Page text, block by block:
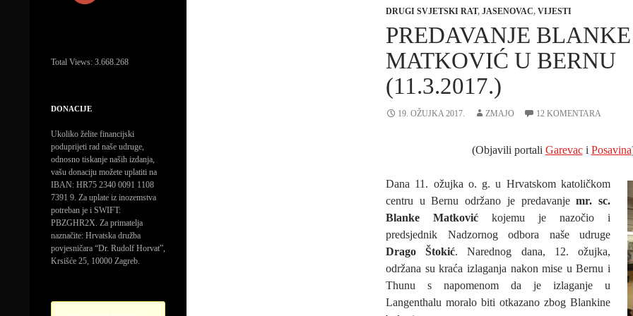
DRUGI SVJETSKI RAT, JASENOVAC, VIJESTI
PREDAVANJE BLANKE
MATKOVIĆ U BERNU
(11.3.2017.)
19. OŽUJKA 2017. ZMAJO 12 KOMENTARA
(Objavili portali Garevaci Posavina
Dana 11. ožujka o. g. u Hrvatskom katoličkom
centru u Bernu održano je predavanjemr. sc.
Blanke Matković kojemu je nazočio i
predsjednik Nadzornog odbora naše udruge
Drago Štokić. Narednog dana, 12. ožujka,
održana su kraća izlaganja nakon mise u Bernu i
Thunu s napomenom da je izlaganje u
Langenthalu moralo biti otkazano zbog Blankine
Total Views: 3.668.268
DONACIJE
Ukoliko želite financijski
poduprijeti rad naše udruge,
odnosno tiskanje naših izdanja,
vašu donaciju možete uplatiti na
IBAN: HR75 2340 0091 1108
7391 9. Za uplate iz inozemstva
potreban je i SWIFT:
PBZGHR2X. Za primatelja
naznačite: Hrvatska družba
povjesničara “Dr. Rudolf Horvat”,
Krsišće 25, 10000 Zagreb.